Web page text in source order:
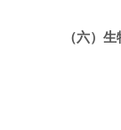
（六）